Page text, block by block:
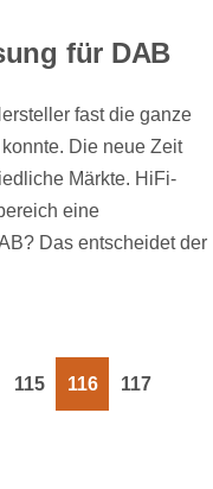
für DAB
fast die ganze
Die neue Zeit
Märkte. HiFi-
eine
Das entscheidet der
115 116 117